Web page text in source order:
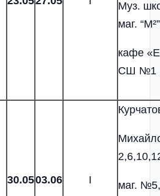
Муз.
маг. “М²”
кафе
СШ №1
30.0503.06 I
маг.